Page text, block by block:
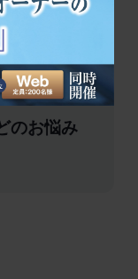
金を払
資産税の
を維持す
のお悩み